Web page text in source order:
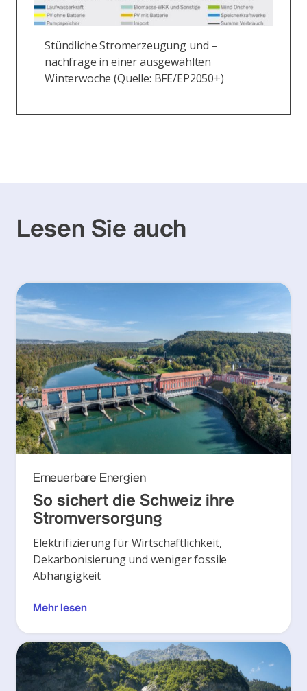
Stündliche Stromerzeugung und –
nachfrage in einer ausgewählten
Winterwoche (Quelle: BFE/EP2050+)
Lesen Sie auch
Erneuerbare Energien
So sichert die Schweiz ihre
Stromversorgung
Elektrifizierung für Wirtschaftlichkeit,
Dekarbonisierung und weniger fossile
Abhängigkeit
Mehr lesen